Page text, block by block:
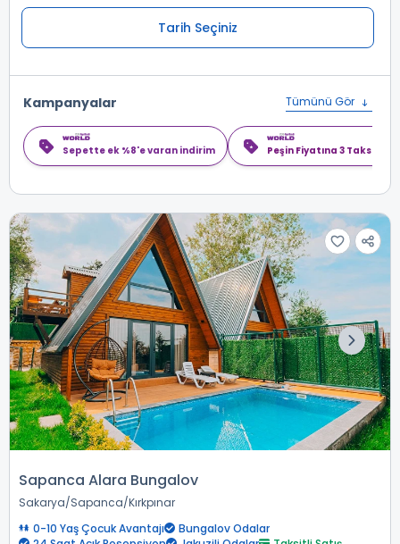
Tarih Seçiniz
Kampanyalar Tümünü Gör
Sepette ek %8'e varan indirim Peşin Fiyatına 3 Taksit
Sapanca Alara Bungalov
Sakarya Sapanca Kırkpınar
0-10 Yaş Çocuk Avantajı
Bungalov Odalar